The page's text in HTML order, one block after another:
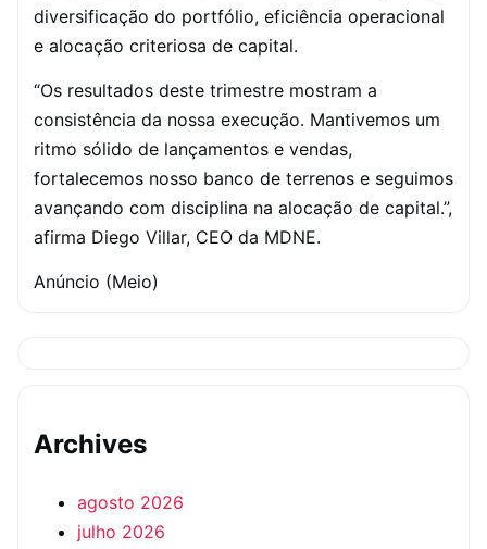
diversificação do portfólio, eficiência operacional
e alocação criteriosa de capital.
“Os resultados deste trimestre mostram a
consistência da nossa execução. Mantivemos um
ritmo sólido de lançamentos e vendas,
fortalecemos nosso banco de terrenos e seguimos
avançando com disciplina na alocação de capital.”,
afirma Diego Villar, CEO da MDNE.
Anúncio (Meio)
Archives
agosto 2026
julho 2026